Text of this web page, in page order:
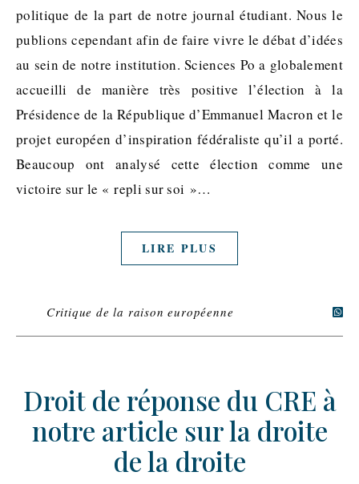
politique de la part de notre journal étudiant. Nous le
publions cependant afin de faire vivre le débat d’idées
au sein de notre institution. Sciences Po a globalement
accueilli de manière très positive l’élection à la
Présidence de la République d’Emmanuel Macron et le
projet européen d’inspiration fédéraliste qu’il a porté.
Beaucoup ont analysé cette élection comme une
victoire sur le « repli sur soi »…
LIRE PLUS
Critique de la raison européenne
Droit de réponse du CRE à
notre article sur la droite
de la droite